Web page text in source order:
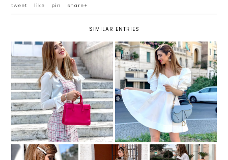
tweet
like pin share+
SIMILAR ENTRIES
TRE NUOVI LOOK PRIMAVERILI
TREND ALERT: LE MANICHE A
PALLONCINO TORNANO A
FARCI SOGNARE CON IL LORO
VOLUME